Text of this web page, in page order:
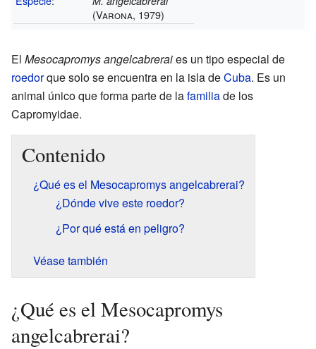
(Varona, 1979)
El Mesocapromys angelcabreraies un tipo especial de
roedorque solo se encuentra en la isla deCuba. Es un
animal único que forma parte de lafamiliade los
Capromyidae.
Contenido
¿Qué es el Mesocapromys angelcabrerai?
¿Dónde vive este roedor?
¿Por qué está en peligro?
Véase también
¿Qué es el Mesocapromys
angelcabrerai?